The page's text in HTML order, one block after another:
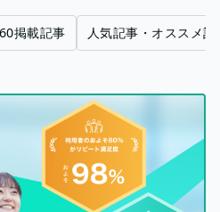
掲載記事 人気記事・オススメ記